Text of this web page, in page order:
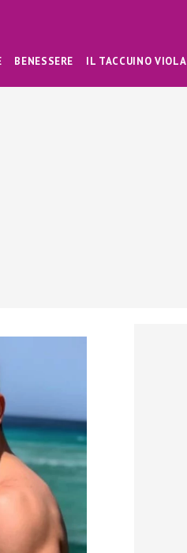
BENESSERE IL TACCUINO VIOLA